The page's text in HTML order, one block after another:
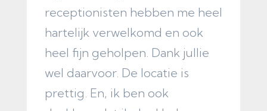
receptionisten hebben me heel
hartelijk verwelkomd en ook
heel fijn geholpen. Dank jullie
wel daarvoor. De locatie is
prettig. En, ik ben ook